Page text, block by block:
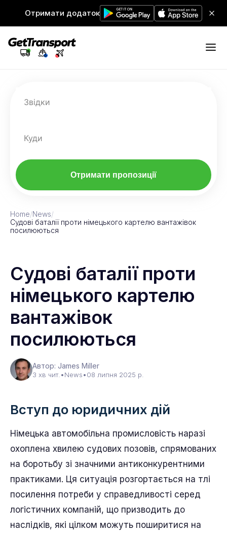
Отримати додаток
Звідки
Куди
Отримати пропозиції
Home/News/
Судові баталії проти німецького картелю вантажівок
посилюються
Судові баталії проти
німецького картелю
вантажівок
посилюються
Автор: James Miller
3 хв чит. •News•08 липня 2025 р.
Вступ до юридичних дій
Німецька автомобільна промисловість наразі
охоплена хвилею судових позовів, спрямованих
на боротьбу зі значними антиконкурентними
практиками. Ця ситуація розгортається на тлі
посилення потреби у справедливості серед
логістичних компаній, що призводить до
наслідків, які цілком можуть поширитися на